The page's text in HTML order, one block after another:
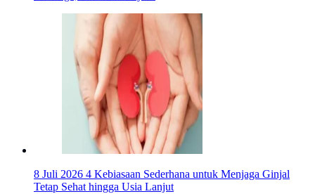
8 Juli 2026 4 Kebiasaan Sederhana untuk Menjaga Ginjal
Tetap Sehat hingga Usia Lanjut